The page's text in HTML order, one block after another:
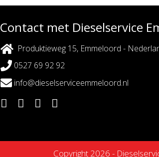
Contact met Dieselservice
Produktieweg 15, Emmeloord -
0527 69 92 92
info@dieselserviceemmeloord.nl
Copyright 2026 -